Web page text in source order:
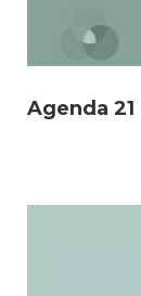
Agenda 21